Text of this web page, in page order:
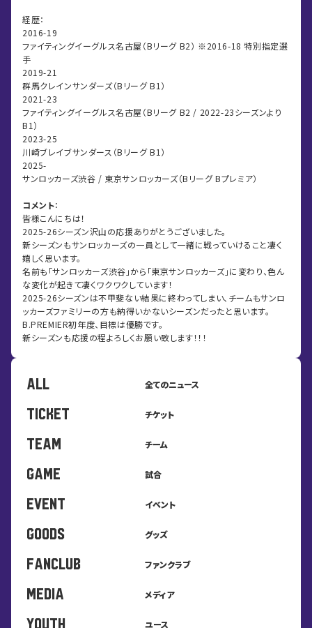
経歴：
2016-19
ファイティングイーグルス名古屋（Bリーグ B2） ※2016-18 特別指定選
手
2019-21
群馬クレインサンダーズ（Bリーグ B1）
2021-23
ファイティングイーグルス名古屋（Bリーグ B2 / 2022-23シーズンより
B1）
2023-25
川崎ブレイブサンダース（Bリーグ B1）
2025-
サンロッカーズ渋谷 / 東京サンロッカーズ（Bリーグ Bプレミア）
コメント：
皆様こんにちは！
2025-26シーズン沢山の応援ありがとうございました。
新シーズンもサンロッカーズの一員として一緒に戦っていけること凄く
嬉しく思います。
名前も「サンロッカーズ渋谷」から「東京サンロッカーズ」に変わり、色ん
な変化が起きて凄くワクワクしています！
2025-26シーズンは不甲斐ない結果に終わってしまい、チームもサンロ
ッカーズファミリーの方も納得いかないシーズンだったと思います。
B.PREMIER初年度、目標は優勝です。
新シーズンも応援の程よろしくお願い致します！！！
ALL 全てのニュース
TICKET チケット
TEAM チーム
GAME 試合
EVENT イベント
GOODS グッズ
FANCLUB ファンクラブ
MEDIA メディア
YOUTH ユース